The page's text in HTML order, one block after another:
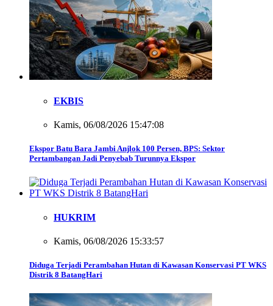
EKBIS
Kamis, 06/08/2026 15:47:08
Ekspor Batu Bara Jambi Anjlok 100 Persen, BPS: Sektor
Pertambangan Jadi Penyebab Turunnya Ekspor
HUKRIM
Kamis, 06/08/2026 15:33:57
Diduga Terjadi Perambahan Hutan di Kawasan Konservasi PT WKS
Distrik 8 BatangHari